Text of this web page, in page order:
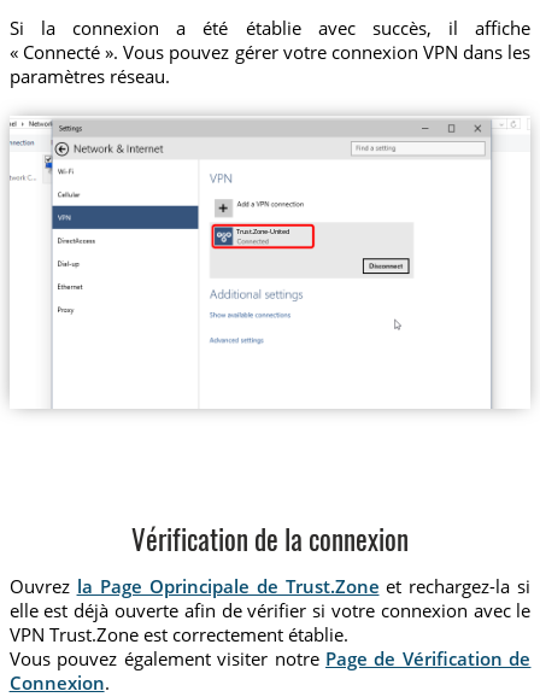
Si la connexion a été établie avec succès, il affiche
« Connecté ». Vous pouvez gérer votre connexion VPN dans les
paramètres réseau.
Trust.Zone-United-States-New-York
Vérification de la connexion
Ouvrez la Page Oprincipale de Trust.Zone et rechargez-la si
elle est déjà ouverte afin de vérifier si votre connexion avec le
VPN Trust.Zone est correctement établie.
Vous pouvez également visiter notre Page de Vérification de
Connexion.